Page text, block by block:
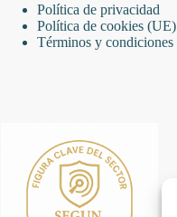
Política de privacidad
Política de cookies (UE)
Términos y condiciones